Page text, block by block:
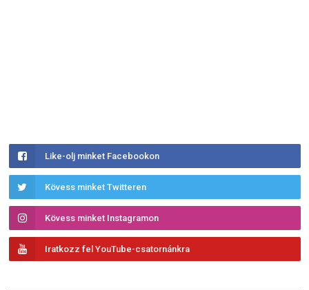
Like-olj minket Facebookon
Kövess minket Twitteren
Kövess minket Instagramon
Iratkozz fel YouTube-csatornánkra